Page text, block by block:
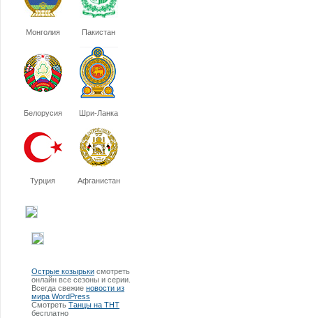
Монголия Пакистан
Белорусия Шри-Ланка
Турция Афганистан
Острые козырьки смотреть
онлайн все сезоны и серии.
Всегда свежие новости из
мира WordPress
Смотреть Танцы на ТНТ
бесплатно